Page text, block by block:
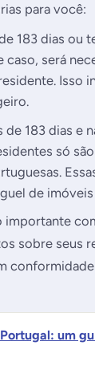
para você:
183 dias ou
será
Isso
183 dias e
só
de imóveis
sobre seus
um